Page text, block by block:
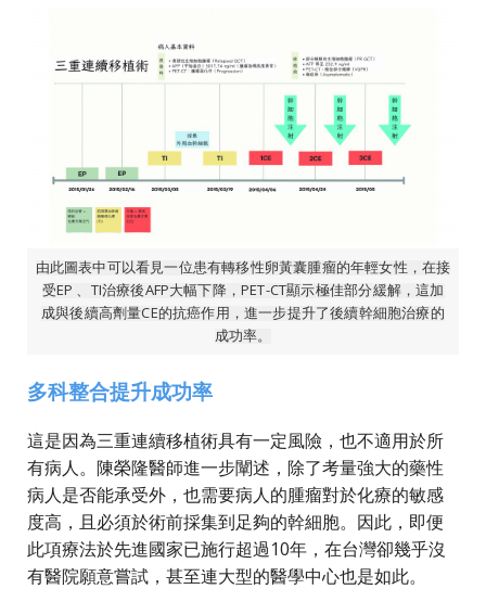
由此圖表中可以看見一位患有轉移性卵黃囊腫瘤的年輕女性，在接
受EP 、TI治療後AFP大幅下降，PET-CT顯示極佳部分緩解，這加
成與後續高劑量CE的抗癌作用，進一步提升了後續幹細胞治療的
成功率。
多科整合提升成功率
這是因為三重連續移植術具有一定風險，也不適用於所
有病人。陳榮隆醫師進一步闡述，除了考量強大的藥性
病人是否能承受外，也需要病人的腫瘤對於化療的敏感
度高，且必須於術前採集到足夠的幹細胞。因此，即便
此項療法於先進國家已施行超過10年，在台灣卻幾乎沒
有醫院願意嘗試，甚至連大型的醫學中心也是如此。